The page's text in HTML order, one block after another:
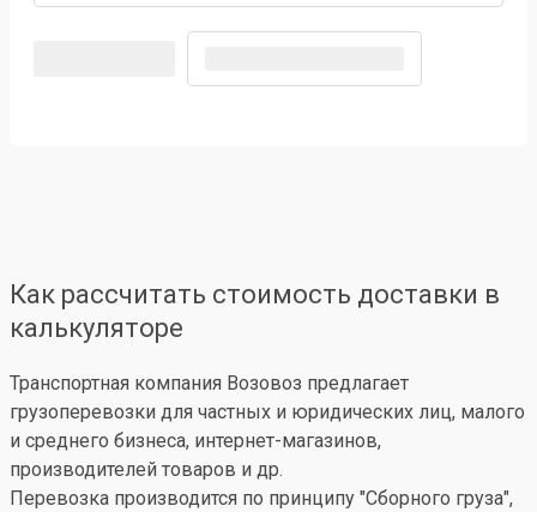
Как рассчитать стоимость доставки в
калькуляторе
Транспортная компания Возовоз предлагает
грузоперевозки для частных и юридических лиц, малого
и среднего бизнеса, интернет-магазинов,
производителей товаров и др.
Перевозка производится по принципу "Сборного груза",